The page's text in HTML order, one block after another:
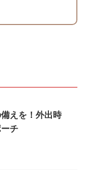
えを！外出時
チ